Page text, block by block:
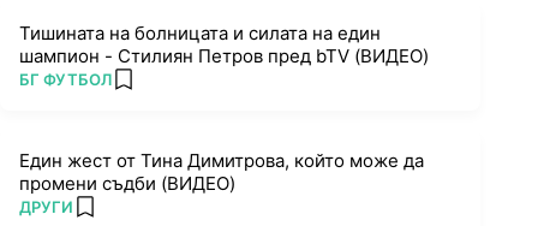
Тишината на болницата и силата на един
шампион - Стилиян Петров пред bTV (ВИДЕО)
ПОВЕЧЕ ОТ
БГ ФУТБОЛ add favorites
Един жест от Тина Димитрова, който може да
промени съдби (ВИДЕО)
ПОВЕЧЕ ОТ
ДРУГИ add favorites